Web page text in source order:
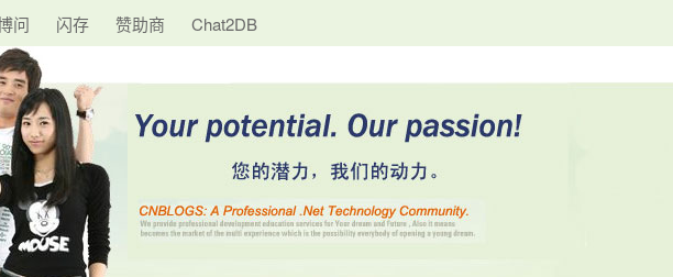
问 闪存 赞助商 Chat2DB